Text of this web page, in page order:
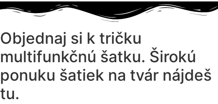
Objednaj si k tričku
multifunkčnú šatku. Širokú
ponuku šatiek na tvár nájdeš
tu.